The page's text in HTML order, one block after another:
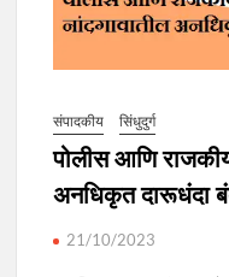
संपादकीय सिंधुदुर्ग
पोलीस आणि
अनधिकृत दारूधंदा
21/10/2023